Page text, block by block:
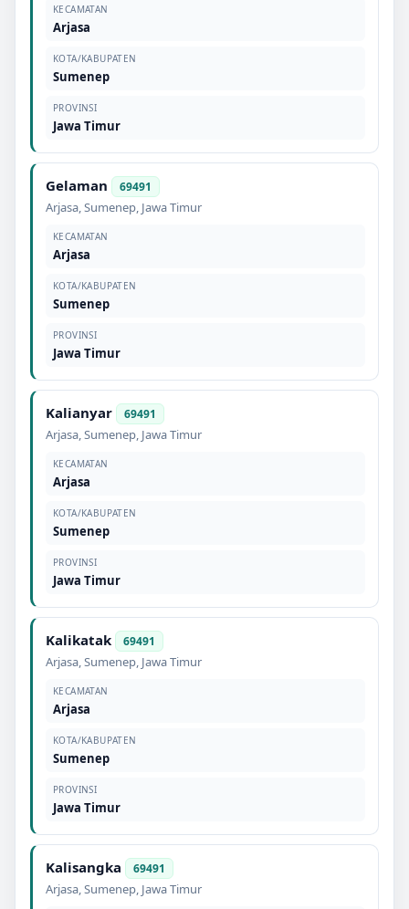
KECAMATAN
Arjasa
KOTA/KABUPATEN
Sumenep
PROVINSI
Jawa Timur
Gelaman 69491
Arjasa,Sumenep, Jawa Timur
KECAMATAN
Arjasa
KOTA/KABUPATEN
Sumenep
PROVINSI
Jawa Timur
Kalianyar 69491
Arjasa,Sumenep, Jawa Timur
KECAMATAN
Arjasa
KOTA/KABUPATEN
Sumenep
PROVINSI
Jawa Timur
Kalikatak 69491
Arjasa,Sumenep, Jawa Timur
KECAMATAN
Arjasa
KOTA/KABUPATEN
Sumenep
PROVINSI
Jawa Timur
Kalisangka 69491
Arjasa,Sumenep, Jawa Timur